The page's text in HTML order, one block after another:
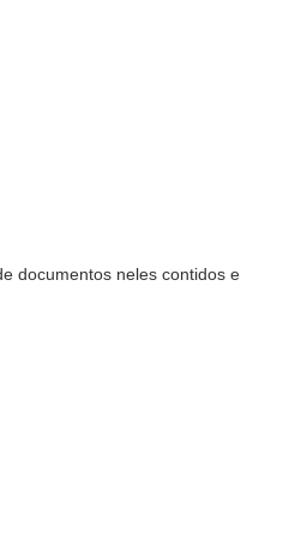
documentos neles contidos e